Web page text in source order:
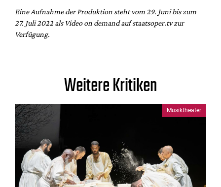
Eine Aufnahme der Produktion steht vom 29. Juni bis zum
27. Juli 2022 als Video on demand auf staatsoper.tv zur
Verfügung.
Weitere Kritiken
Musiktheater